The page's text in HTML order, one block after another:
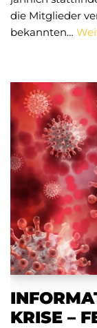
die Mitglieder
bekannten…
KRISE –